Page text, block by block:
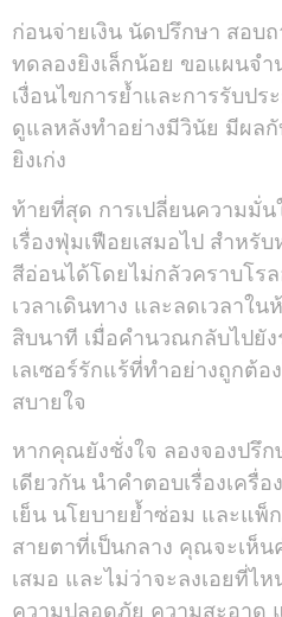
ก่อนจ่ายเงิน นัดปรึกษา สอบ
ทดลองยิงเล็กน้อย ขอแผนจำ
เงื่อนไขการย้ำและการรับป
ดูแลหลังทำอย่างมีวินัย มีผล
ยิงเก่ง
ท้ายที่สุด การเปลี่ยนความมั่น
เรื่องฟุ่มเฟือยเสมอไป สำหรั
สีอ่อนได้โดยไม่กลัวคราบโร
เวลาเดินทาง และลดเวลาใ
สิบนาที เมื่อคำนวณกลับไปยั
เลเซอร์รักแร้ที่ทำอย่างถูกต้
สบายใจ
หากคุณยังชั่งใจ ลองจองปรึ
เดียวกัน นำคำตอบเรื่องเครื่
เย็น นโยบายย้ำซ่อม และแพ็
สายตาที่เป็นกลาง คุณจะเห็
เสมอ และไม่ว่าจะลงเอยที่ไ